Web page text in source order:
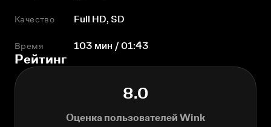
Качество Full HD, SD
Время 103 мин / 01:43
Рейтинг
8.0
Оценка пользователей Wink